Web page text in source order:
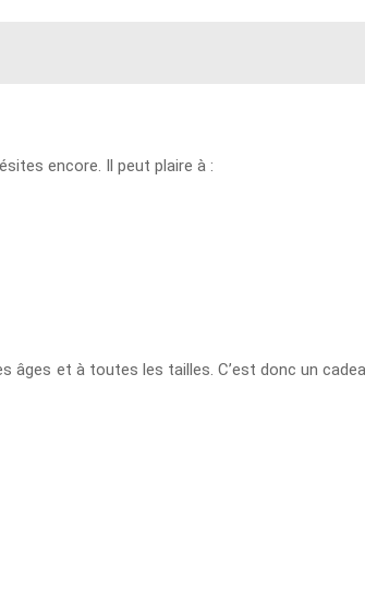
encore. Il peut plaire à :
âges et à toutes les tailles. C’est donc un